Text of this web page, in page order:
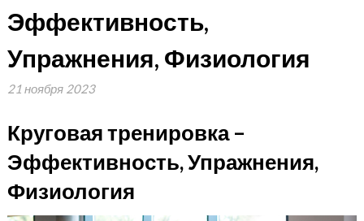
Эффективность,
Упражнения, Физиология
21 ноября 2023
Круговая тренировка –
Эффективность, Упражнения,
Физиология